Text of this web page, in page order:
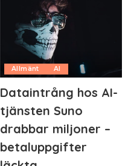
Allmänt AI
Dataintrång hos AI-
tjänsten Suno
drabbar miljoner –
betaluppgifter